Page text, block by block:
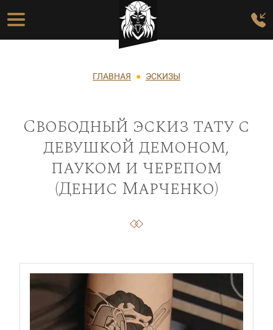
Перейти к основному содержанию
Основная навигация
Строка навигации
ГЛАВНАЯ ЭСКИЗЫ
Свободный эскиз тату с
девушкой демоном,
пауком и черепом
(Денис Марченко)